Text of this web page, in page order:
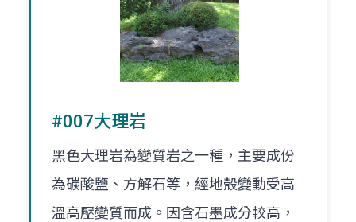
#007大理岩
黑色大理岩為變質岩之一種，主要成份
為碳酸鹽、方解石等，經地殼變動受高
溫高壓變質而成。因含石墨成分較高，